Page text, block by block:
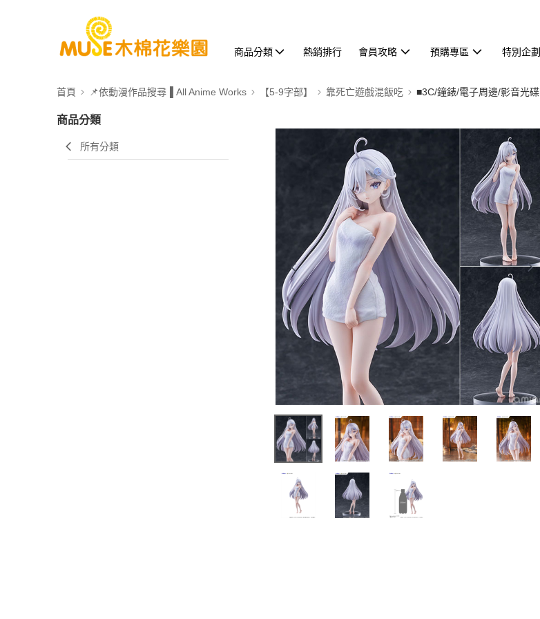
商品分類 熱銷排行 會員攻略 預購專區 特別企劃
首頁 📌依動漫作品搜尋▐ All Anime Works 【5-9字部】 靠死亡遊戲混飯吃 ■3C/鐘錶/電子周邊/影音光碟
商品分類
所有分類